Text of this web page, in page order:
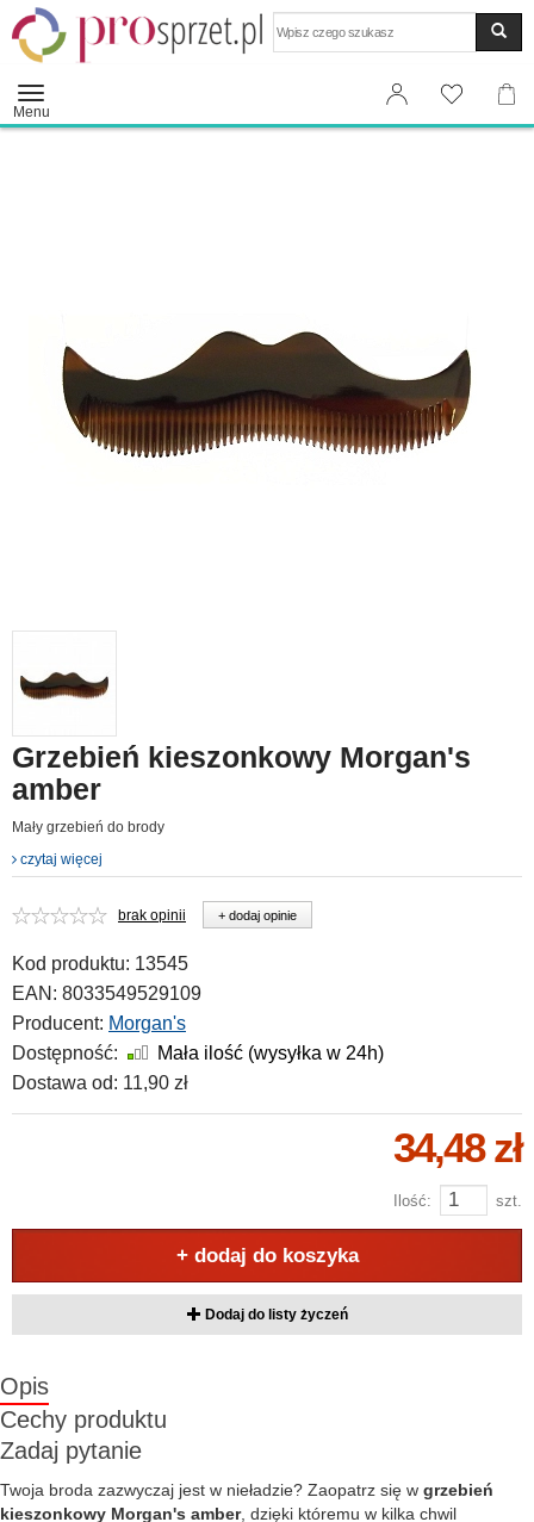
Menu
Grzebień kieszonkowy Morgan's
amber
Mały grzebień do brody
czytaj więcej
brak opinii + dodaj opinie
Kod produktu: 13545
EAN: 8033549529109
Producent: Morgan's
Dostępność:
Mała ilość (wysyłka w 24h)
Dostawa od: 11,90 zł
34,48 zł
Ilość: szt.
+ dodaj do koszyka
Dodaj do listy życzeń
Opis
Cechy produktu
Zadaj pytanie
Twoja broda zazwyczaj jest w nieładzie? Zaopatrz się w grzebień
kieszonkowy Morgan's amber, dzięki któremu w kilka chwil